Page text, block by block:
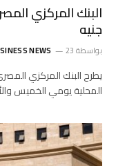
جنيه
بواسطة NEWS 23 أكتوبر، 2024
يطرح البنك المركزي
المحلية يومي الخميس والأحد